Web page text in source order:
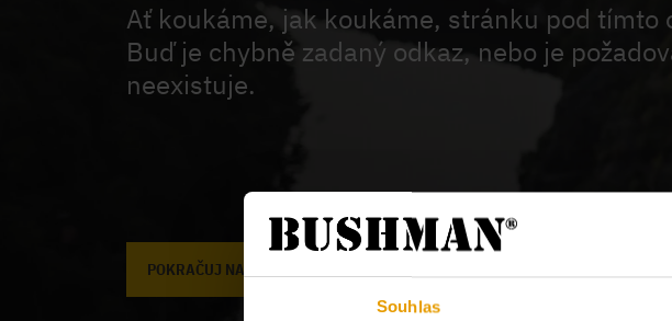
Souhlas
Ať koukáme, jak koukáme, stránku pod
Buď je chybně zadaný odkaz, nebo je
neexistuje.
POKRAČUJ NA ÚVODNÍ STRÁNKU